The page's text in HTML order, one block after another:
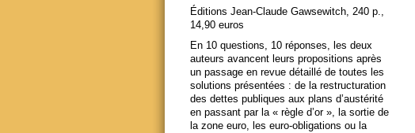
Éditions Jean-Claude Gawsewitch, 240 p.,
14,90 euros
En 10 questions, 10 réponses, les deux
auteurs avancent leurs propositions après
un passage en revue détaillé de toutes les
solutions présentées : de la restructuration
des dettes publiques aux plans d’austérité
en passant par la « règle d’or », la sortie de
la zone euro, les euro-obligations ou la